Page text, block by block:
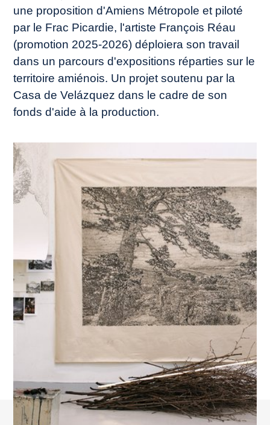
une proposition d'Amiens Métropole et piloté
par le Frac Picardie, l'artiste François Réau
(promotion 2025-2026) déploiera son travail
dans un parcours d'expositions réparties sur le
territoire amiénois. Un projet soutenu par la
Casa de Velázquez dans le cadre de son
fonds d'aide à la production.